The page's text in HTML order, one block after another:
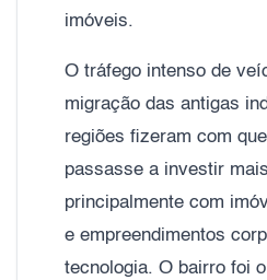
imóveis.
O tráfego intenso de
migração das antigas
regiões fizeram com
passasse a investir
principalmente com
e empreendimentos
tecnologia. O bairro foi